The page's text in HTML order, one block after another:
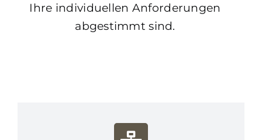
Ihre individuellen Anforderungen
abgestimmt sind.